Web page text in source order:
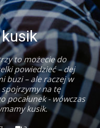
to możecie do
powiedzieć – dej
buzi – ale raczej w
spojrzymy na tę
pocałunek - wówczas
kusik.